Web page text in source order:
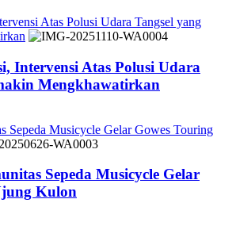
Atas Polusi Udara Tangsel yang
Intervensi Atas Polusi Udara
Mengkhawatirkan
Sepeda Musicycle Gelar Gowes Touring
Sepeda Musicycle Gelar
Kulon